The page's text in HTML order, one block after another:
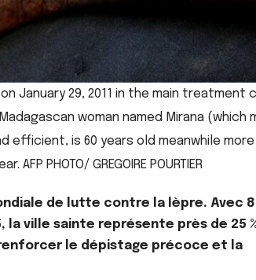
on January 29, 2011 in the main
woman named Mirana (which
is 60 years old meanwhile more
PHOTO/ GREGOIRE POURTIER
de lutte contre la lèpre. Avec
la ville sainte représente près de 25
le dépistage précoce et la